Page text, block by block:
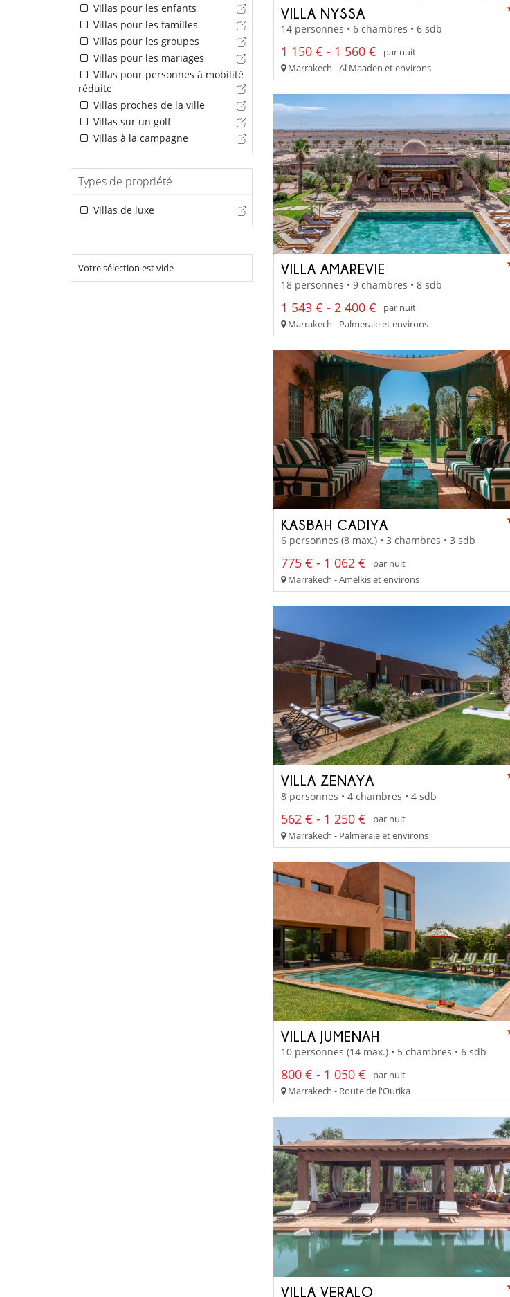
Villas pour les enfants
Villas pour les familles
Villas pour les groupes
Villas pour les mariages
Villas pour personnes à mobilité
réduite
Villas proches de la ville
Villas sur un golf
Villas à la campagne
Types de propriété
Villas de luxe
Votre sélection est vide
VILLA NYSSA
14 personnes • 6 chambres • 6 sdb
1 150 € - 1 560 €
par nuit
Marrakech - Al Maaden et environs
VILLA AMAREVIE
18 personnes • 9 chambres • 8 sdb
1 543 € - 2 400 €
par nuit
Marrakech - Palmeraie et environs
KASBAH CADIYA
6 personnes (8 max.) • 3 chambres • 3 sdb
775 € - 1 062 €
par nuit
Marrakech - Amelkis et environs
VILLA ZENAYA
8 personnes • 4 chambres • 4 sdb
562 € - 1 250 €
par nuit
Marrakech - Palmeraie et environs
VILLA JUMENAH
10 personnes (14 max.) • 5 chambres • 6 sdb
800 € - 1 050 €
par nuit
Marrakech - Route de l'Ourika
VILLA VERALO